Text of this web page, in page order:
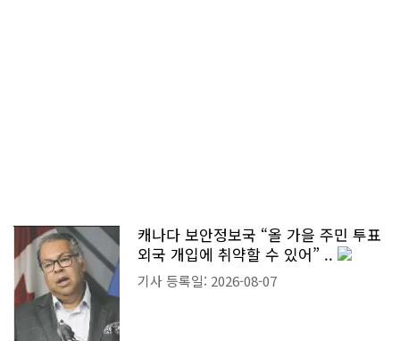
캐나다 보안정보국 “올 가을 주민 투표
외국 개입에 취약할 수 있어” ..
기사 등록일: 2026-08-07